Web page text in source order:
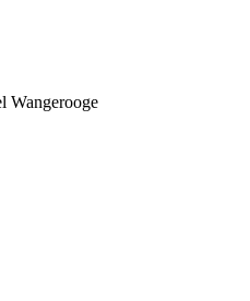
Wangerooge